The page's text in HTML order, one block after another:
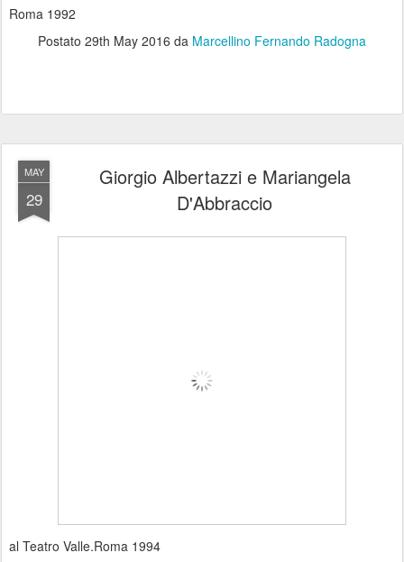
Roma 1992
Postato 29th May 2016 da Marcellino Fernando Radogna
MAY
29
Giorgio Albertazzi e Mariangela
D'Abbraccio
al Teatro Valle.Roma 1994